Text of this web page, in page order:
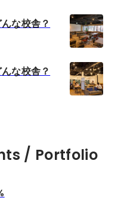
な校舎？
な校舎？
/ Portfolio